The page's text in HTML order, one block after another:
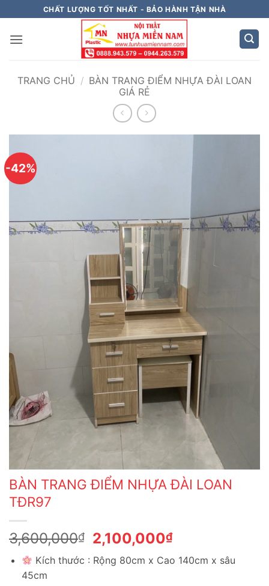
qua
nội
CHẤT LƯỢNG TỐT NHẤT - BẢO HÀNH TẬN NHÀ
TRANG CHỦ / BÀN TRANG ĐIỂM NHỰA ĐÀI LOAN
GIÁ RẺ
-42%
BÀN TRANG ĐIỂM NHỰA ĐÀI LOAN
TĐR97
3,600,000₫
Giá
gốc
là:
2,100,000₫Giá
hiện
tại
Kích thước : Rộng 80cm x Cao 140cm x sâu
45cm